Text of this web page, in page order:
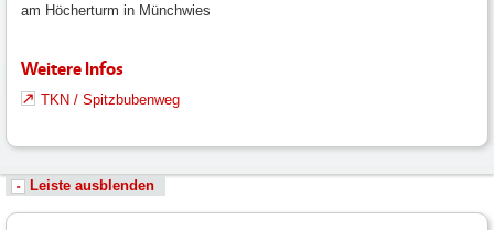
am Höcherturm in Münchwies
Weitere Infos
TKN / Spitzbubenweg
Leiste ausblenden